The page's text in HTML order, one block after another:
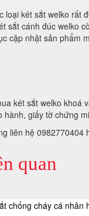
két sắt welko rất
cánh đúc welko
cập nhật sản phẩm
két sắt welko khoá
giấy tờ chứng
liên hệ 0982770404
quan